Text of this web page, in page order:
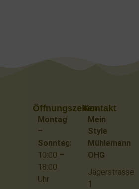
Kontakt
Mein
Style
Mühlemann
OHG
Jägerstrasse
1
Öffnungszeiten
Montag
–
Sonntag:
10:00 –
18:00
Uhr